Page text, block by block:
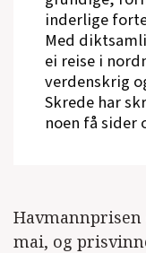
inderlige
Med
ei reise i
verdenskrig
Skrede har
noen få sider
Havmannprisen
mai, og